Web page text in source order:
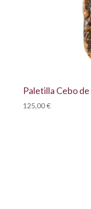
Paletilla Cebo
125,00€